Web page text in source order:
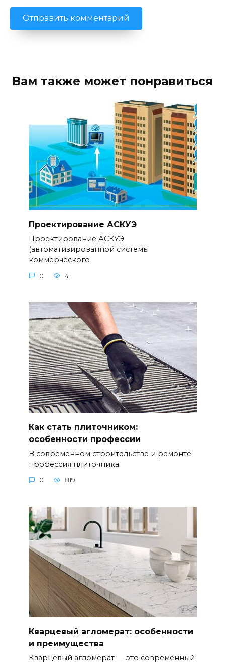
Вам также может понравиться
Проектирование АСКУЭ
Проектирование АСКУЭ
(автоматизированной системы
коммерческого
0 411
Как стать плиточником:
особенности профессии
В современном строительстве и ремонте
профессия плиточника
0 819
Кварцевый агломерат: особенности
и преимущества
Кварцевый агломерат — это современный